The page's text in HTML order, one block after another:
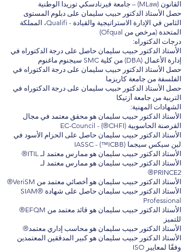
القانون (MLaw) – جامعة فيرنادسكي توريدا الوطنية
حصل الأستاذ الدكتور حبيب سليمان على دبلوم المستوى
الثامن في الإدارة الاستراتيجية والقيادة - Qualifi، المملكة
المتحدة (مرخص من Ofqual)
درجات الدكتوراه:
الأستاذ الدكتور حبيب سليمان حاصل على درجة الدكتوراه في
إدارة الأعمال (DBA) من كلية SMC سيجنوم ماغنوم
حصل الأستاذ الدكتور حبيب سليمان على درجة الدكتوراه في
الفلسفة من جامعة كاريزما
حصل الأستاذ الدكتور حبيب سليمان على درجة الدكتوراه في
التربية من جامعة أزتيكا
الشهادات المهنية:
الأستاذ الدكتور حبيب سليمان هو محقق معتمد في مجال
القرصنة الحاسوبية (CHFI®) - EC-Council
الأستاذ الدكتور حبيب سليمان حاصل على الحزام الأسود في
لين سيكس سيجما (ICBB™) - IASSC
الأستاذ الدكتور حبيب سليمان هو ممارس معتمد لـ ITIL®
الأستاذ الدكتور حبيب سليمان هو ممارس معتمد لـ
PRINCE2®
الأستاذ الدكتور حبيب سليمان هو أخصائي معتمد من VeriSM®
الأستاذ الدكتور حبيب سليمان حاصل على شهادة SIAM®
Professional
الأستاذ الدكتور حبيب سليمان هو قائد معتمد من EFQM®
للتميز
الأستاذ الدكتور حبيب سليمان هو محاسب إداري معتمد®
الأستاذ الدكتور حبيب سليمان هو كبير المدققين المعتمدين
وفقًا لمعايير ISO